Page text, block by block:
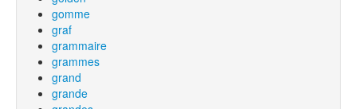
gomme
graf
grammaire
grammes
grand
grande